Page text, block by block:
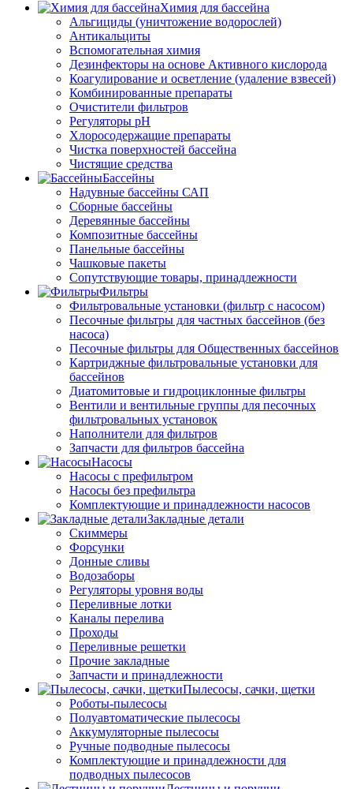
Химия для бассейна
Альгициды (уничтожение водорослей)
Антикальциты
Вспомогательная химия
Дезинфекторы на основе Активного кислорода
Коагулирование и осветление (удаление взвесей)
Комбинированные препараты
Очистители фильтров
Регуляторы pH
Хлоросодержащие препараты
Чистка поверхностей бассейна
Чистящие средства
Бассейны
Надувные бассейны САП
Сборные бассейны
Деревянные бассейны
Композитные бассейны
Панельные бассейны
Чашковые пакеты
Сопутствующие товары, принадлежности
Фильтры
Фильтровальные установки (фильтр с насосом)
Песочные фильтры для частных бассейнов (без
насоса)
Песочные фильтры для Общественных бассейнов
Картриджные фильтровальные установки для
бассейнов
Диатомитовые и гидроциклонные фильтры
Вентили и вентильные группы для песочных
фильтровальных установок
Наполнители для фильтров
Запчасти для фильтров бассейна
Насосы
Насосы с префильтром
Насосы без префильтра
Комплектующие и принадлежности насосов
Закладные детали
Скиммеры
Форсунки
Донные сливы
Водозаборы
Регуляторы уровня воды
Переливные лотки
Каналы перелива
Проходы
Переливные решетки
Прочие закладные
Запчасти и принадлежности
Пылесосы, сачки, щетки
Роботы-пылесосы
Полуавтоматические пылесосы
Аккумуляторные пылесосы
Ручные подводные пылесосы
Комплектующие и принадлежности для
подводных пылесосов